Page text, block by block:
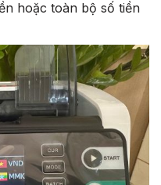
hoặc toàn bộ số tiền